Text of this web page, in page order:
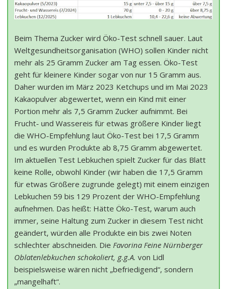
Beim Thema Zucker wird Öko-Test schnell sauer. Laut
Weltgesundheitsorganisation (WHO) sollen Kinder nicht
mehr als 25 Gramm Zucker am Tag essen. Öko-Test
geht für kleinere Kinder sogar von nur 15 Gramm aus.
Daher wurden im März 2023 Ketchups und im Mai 2023
Kakaopulver abgewertet, wenn ein Kind mit einer
Portion mehr als 7,5 Gramm Zucker aufnimmt. Bei
Frucht- und Wassereis für etwas größere Kinder liegt
die WHO-Empfehlung laut Öko-Test bei 17,5 Gramm
und es wurden Produkte ab 8,75 Gramm abgewertet.
Im aktuellen Test Lebkuchen spielt Zucker für das Blatt
keine Rolle, obwohl Kinder (wir haben die 17,5 Gramm
für etwas Größere zugrunde gelegt) mit einem einzigen
Lebkuchen 59 bis 129 Prozent der WHO-Empfehlung
aufnehmen. Das heißt: Hätte Öko-Test, warum auch
immer, seine Haltung zum Zucker in diesem Test nicht
geändert, würden alle Produkte ein bis zwei Noten
schlechter abschneiden. Die Favorina Feine Nürnberger
Oblatenlebkuchen schokoliert, g.g.A. von Lidl
beispielsweise wären nicht „befriedigend“, sondern
„mangelhaft“.